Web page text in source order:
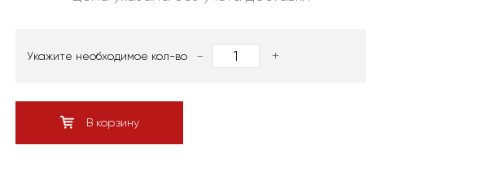
Укажите необходимое кол-во - +
В корзину